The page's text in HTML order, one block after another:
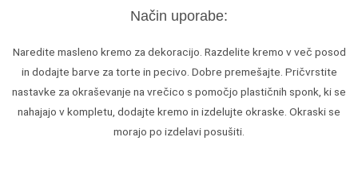
Način uporabe:
Naredite masleno kremo za dekoracijo. Razdelite kremo v več posod
in dodajte barve za torte in pecivo. Dobre premešajte. Pričvrstite
nastavke za okraševanje na vrečico s pomočjo plastičnih sponk, ki se
nahajajo v kompletu, dodajte kremo in izdelujte okraske. Okraski se
morajo po izdelavi posušiti.